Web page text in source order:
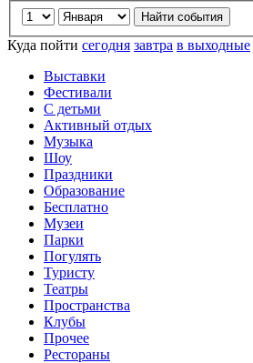
Куда пойти сегодня завтра в выходные
Выставки
Фестивали
С детьми
Активный отдых
Музыка
Шоу
Праздники
Образование
Бесплатно
Музеи
Парки
Погулять
Туристу
Театры
Пространства
Клубы
Прочее
Рестораны